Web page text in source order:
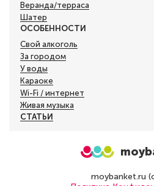
Веранда/терраса
Шатер
ОСОБЕННОСТИ
Свой алкоголь
За городом
У воды
Караоке
Wi-Fi / интернет
Живая музыка
СТАТЬИ
moybanket.ru